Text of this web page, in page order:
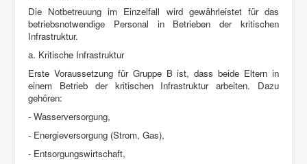
Die Notbetreuung im Einzelfall wird gewährleistet für das
betriebsnotwendige Personal in Betrieben der kritischen
Infrastruktur.
a. Kritische Infrastruktur
Erste Voraussetzung für Gruppe B ist, dass beide Eltern in
einem Betrieb der kritischen Infrastruktur arbeiten. Dazu
gehören:
- Wasserversorgung,
- Energieversorgung (Strom, Gas),
- Entsorgungswirtschaft,